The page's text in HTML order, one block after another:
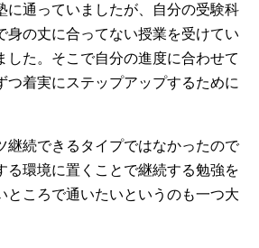
に通っていましたが、自分の受験科
身の丈に合ってない授業を受けてい
した。そこで自分の進度に合わせて
つ着実にステップアップするために
継続できるタイプではなかったので
る環境に置くことで継続する勉強を
ところで通いたいというのも一つ大